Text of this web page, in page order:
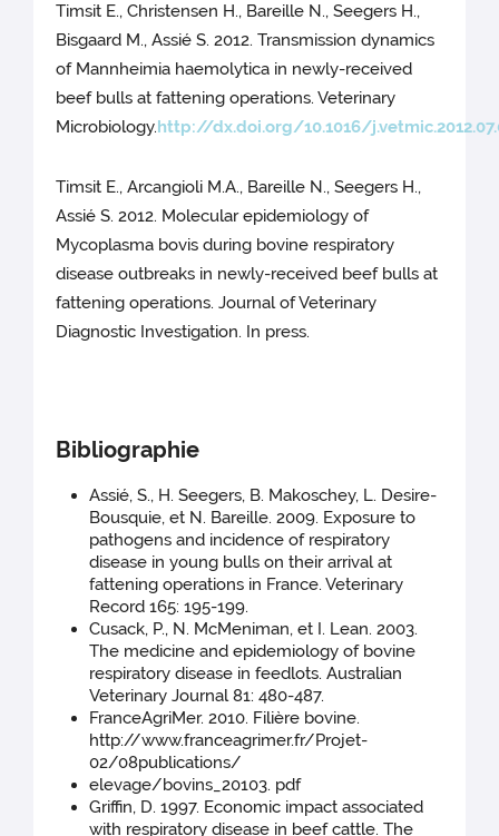
Timsit E., Christensen H., Bareille N., Seegers H.,
Bisgaard M., Assié S. 2012. Transmission dynamics
of Mannheimia haemolytica in newly-received
beef bulls at fattening operations. Veterinary
Microbiology.http://dx.doi.org/10.1016/
Timsit E., Arcangioli M.A., Bareille N., Seegers H.,
Assié S. 2012. Molecular epidemiology of
Mycoplasma bovis during bovine respiratory
disease outbreaks in newly-received beef bulls at
fattening operations. Journal of Veterinary
Diagnostic Investigation. In press.
Bibliographie
Assié, S., H. Seegers, B. Makoschey, L. Desire-
Bousquie, et N. Bareille. 2009. Exposure to
pathogens and incidence of respiratory
disease in young bulls on their arrival at
fattening operations in France. Veterinary
Record 165: 195-199.
Cusack, P., N. McMeniman, et I. Lean. 2003.
The medicine and epidemiology of bovine
respiratory disease in feedlots. Australian
Veterinary Journal 81: 480-487.
FranceAgriMer. 2010. Filière bovine.
http://www.franceagrimer.fr/Projet-
02/08publications/
elevage/bovins_20103. pdf
Griffin, D. 1997. Economic impact associated
with respiratory disease in beef cattle. The